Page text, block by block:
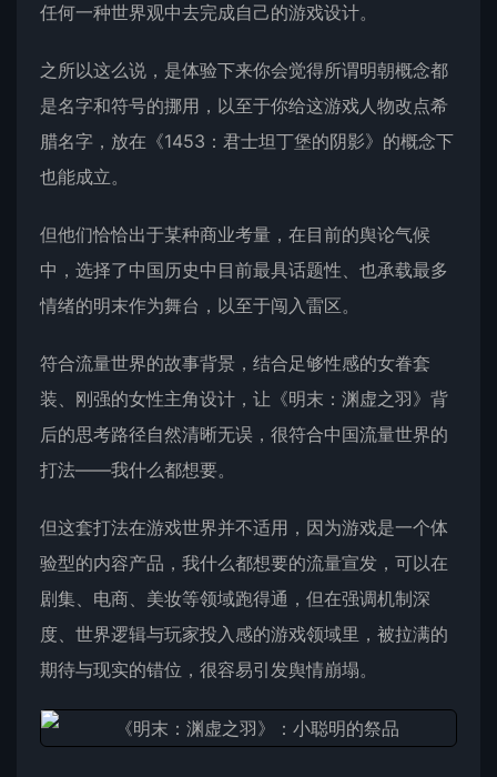
任何一种世界观中去完成自己的游戏设计。
之所以这么说，是体验下来你会觉得所谓明朝概念都
是名字和符号的挪用，以至于你给这游戏人物改点希
腊名字，放在《1453：君士坦丁堡的阴影》的概念下
也能成立。
但他们恰恰出于某种商业考量，在目前的舆论气候
中，选择了中国历史中目前最具话题性、也承载最多
情绪的明末作为舞台，以至于闯入雷区。
符合流量世界的故事背景，结合足够性感的女眷套
装、刚强的女性主角设计，让《明末：渊虚之羽》背
后的思考路径自然清晰无误，很符合中国流量世界的
打法——我什么都想要。
但这套打法在游戏世界并不适用，因为游戏是一个体
验型的内容产品，我什么都想要的流量宣发，可以在
剧集、电商、美妆等领域跑得通，但在强调机制深
度、世界逻辑与玩家投入感的游戏领域里，被拉满的
期待与现实的错位，很容易引发舆情崩塌。